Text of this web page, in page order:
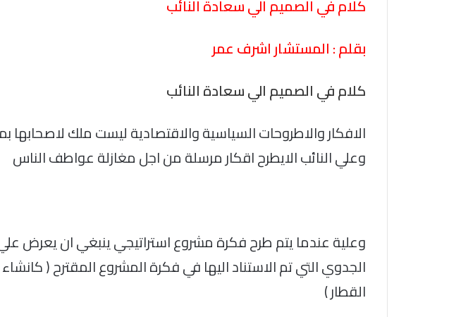
كلام في الصميم الي سعادة النائب
بقلم : المستشار اشرف عمر
كلام في الصميم الي سعادة النائب
الافكار والاطروحات السياسية والاقتصادية ليست ملك لاصحابها
وعلي النائب الايطرح اقكار مرسلة من اجل مغازلة عواطف الناس
وعلية عندما يتم طرح فكرة مشروع استراتيجي ينبغي ان يعرض
الجدوي التي تم الاستناد اليها في فكرة المشروع المقترح (
القطار )